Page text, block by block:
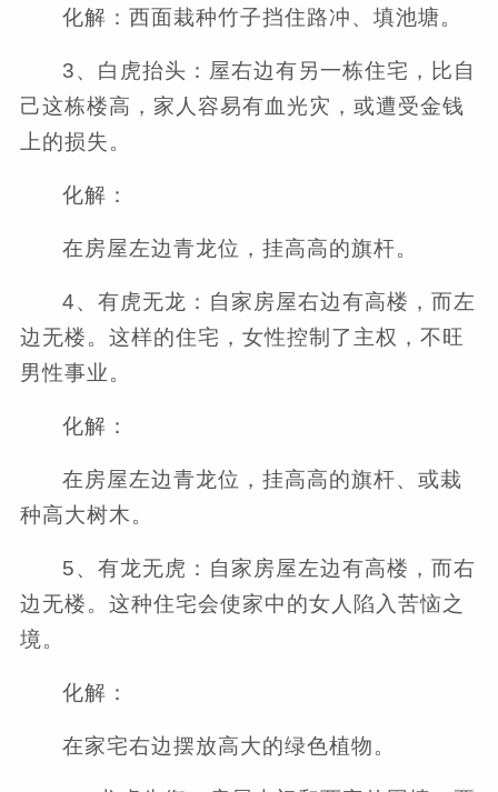
化解：西面栽种竹子挡住路冲、填池塘。
3、白虎抬头：屋右边有另一栋住宅，比自
己这栋楼高，家人容易有血光灾，或遭受金钱
上的损失。
化解：
在房屋左边青龙位，挂高高的旗杆。
4、有虎无龙：自家房屋右边有高楼，而左
边无楼。这样的住宅，女性控制了主权，不旺
男性事业。
化解：
在房屋左边青龙位，挂高高的旗杆、或栽
种高大树木。
5、有龙无虎：自家房屋左边有高楼，而右
边无楼。这种住宅会使家中的女人陷入苦恼之
境。
化解：
在家宅右边摆放高大的绿色植物。